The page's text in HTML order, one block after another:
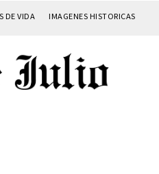
DE VIDA IMAGENES HISTORICAS